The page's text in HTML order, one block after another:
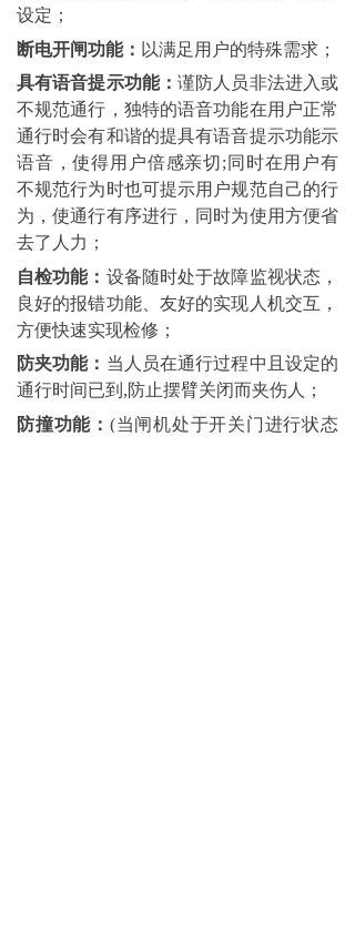
设定；
断电开闸功能： 以满足用户的特殊需求；
具有语音提示功能：谨防人员非法进入或
不规范通行，独特的语音功能在用户正常
通行时会有和谐的提具有语音提示功能示
语音，使得用户倍感亲切;同时在用户有
不规范行为时也可提示用户规范自己的行
为，使通行有序进行，同时为使用方便省
去了人力；
自检功能： 设备随时处于故障监视状态，
良好的报错功能、友好的实现人机交互，
方便快速实现检修；
防夹功能： 当人员在通行过程中且设定的
通行时间已到,防止摆臂关闭而夹伤人；
防撞功能： (当闸机处于开关门进行状态